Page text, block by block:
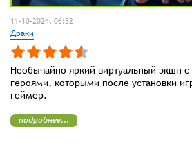
11-10-2024, 06:52
Драки
Необычайно яркий виртуальный экшн
героями, которыми после установки
геймер.
подробнее...